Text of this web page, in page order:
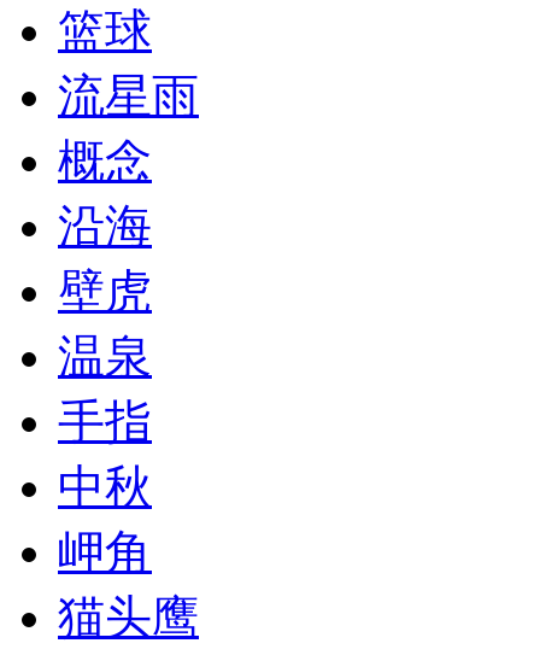
篮球
流星雨
概念
沿海
壁虎
温泉
手指
中秋
岬角
猫头鹰